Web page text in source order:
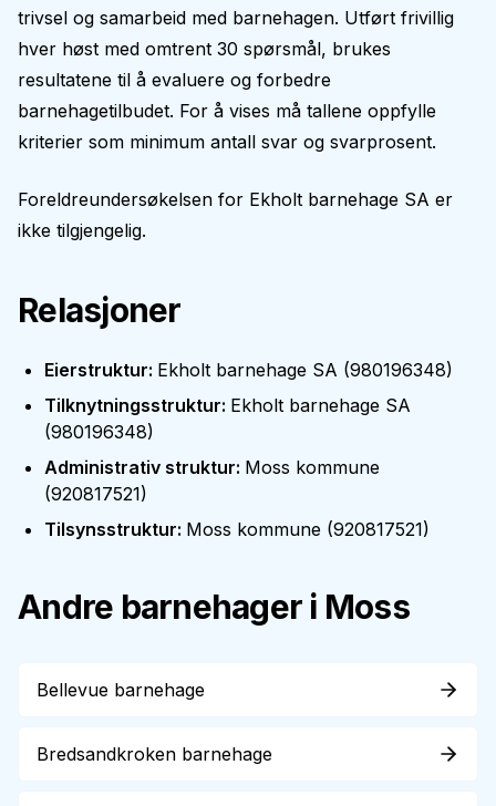
trivsel og samarbeid med barnehagen. Utført frivillig
hver høst med omtrent 30 spørsmål, brukes
resultatene til å evaluere og forbedre
barnehagetilbudet. For å vises må tallene oppfylle
kriterier som minimum antall svar og svarprosent.
Foreldreundersøkelsen for Ekholt barnehage SA er
ikke tilgjengelig.
Relasjoner
Eierstruktur: Ekholt barnehage SA (980196348)
Tilknytningsstruktur: Ekholt barnehage SA
(980196348)
Administrativ struktur: Moss kommune
(920817521)
Tilsynsstruktur: Moss kommune (920817521)
Andre barnehager i Moss
Bellevue barnehage
Bredsandkroken barnehage